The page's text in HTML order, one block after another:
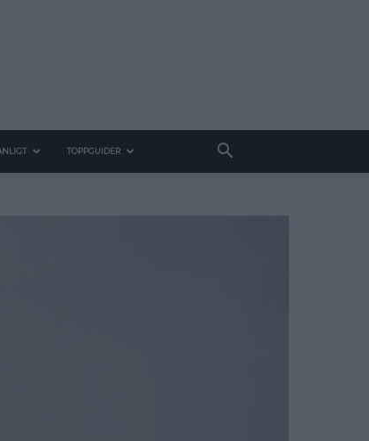
TOPPGUIDER